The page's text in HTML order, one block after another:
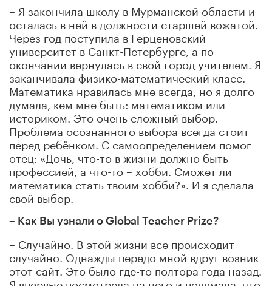
– Я закончила школу в Мурманской области и
осталась в ней в должности старшей вожатой.
Через год поступила в Герценовский
университет в Санкт-Петербурге, а по
окончании вернулась в свой город учителем. Я
заканчивала физико-математический класс.
Математика нравилась мне всегда, но я долго
думала, кем мне быть: математиком или
историком. Это очень сложный выбор.
Проблема осознанного выбора всегда стоит
перед ребёнком. С самоопределением помог
отец: «Дочь, что-то в жизни должно быть
профессией, а что-то – хобби. Сможет ли
математика стать твоим хобби?». И я сделала
свой выбор.
– Как Вы узнали о Global Teacher Prize?
– Случайно. В этой жизни все происходит
случайно. Однажды передо мной вдруг возник
этот сайт. Это было где-то полтора года назад.